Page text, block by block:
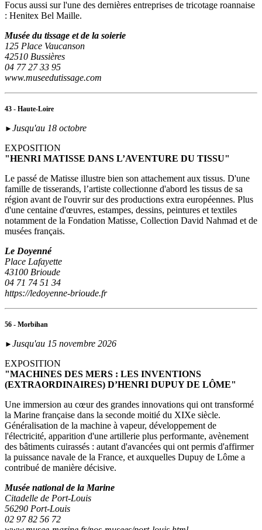
Focus aussi sur l'une des dernières entreprises de tricotage roannaise
: Henitex Bel Maille.
Musée du tissage et de la soierie
125 Place Vaucanson
42510 Bussières
04 77 27 33 95
www.museedutissage.com
43 - Haute-Loire
► Jusqu'au 18 octobre
EXPOSITION
"HENRI MATISSE DANS L’AVENTURE DU TISSU"
Le passé de Matisse illustre bien son attachement aux tissus. D'une
famille de tisserands, l’artiste collectionne d'abord les tissus de sa
région avant de l'ouvrir sur des productions extra européennes. Plus
d'une centaine d'œuvres, estampes, dessins, peintures et textiles
notamment de la Fondation Matisse, Collection David Nahmad et de
musées français.
Le Doyenné
Place Lafayette
43100 Brioude
04 71 74 51 34
https://ledoyenne-brioude.fr
56 - Morbihan
► Jusqu'au 15 novembre 2026
EXPOSITION
"MACHINES DES MERS : LES INVENTIONS
(EXTRAORDINAIRES) D’HENRI DUPUY DE LÔME"
Une immersion au cœur des grandes innovations qui ont transformé
la Marine française dans la seconde moitié du XIXe siècle.
Généralisation de la machine à vapeur, développement de
l'électricité, apparition d'une artillerie plus performante, avènement
des bâtiments cuirassés : autant d'avancées qui ont permis d'affirmer
la puissance navale de la France, et auxquelles Dupuy de Lôme a
contribué de manière décisive.
Musée national de la Marine
Citadelle de Port-Louis
56290 Port-Louis
02 97 82 56 72